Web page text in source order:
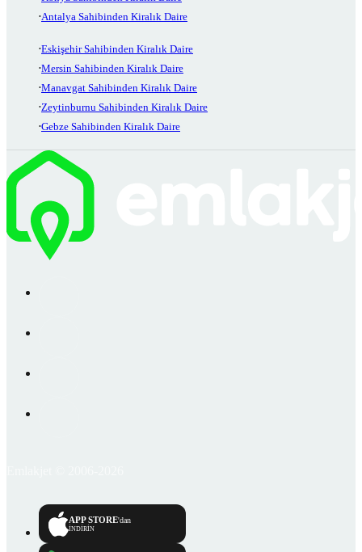
Antalya Sahibinden Kiralık Daire
Eskişehir Sahibinden Kiralık Daire
Mersin Sahibinden Kiralık Daire
Manavgat Sahibinden Kiralık Daire
Zeytinburnu Sahibinden Kiralık Daire
Gebze Sahibinden Kiralık Daire
APP STORE'dan
İNDİRİN